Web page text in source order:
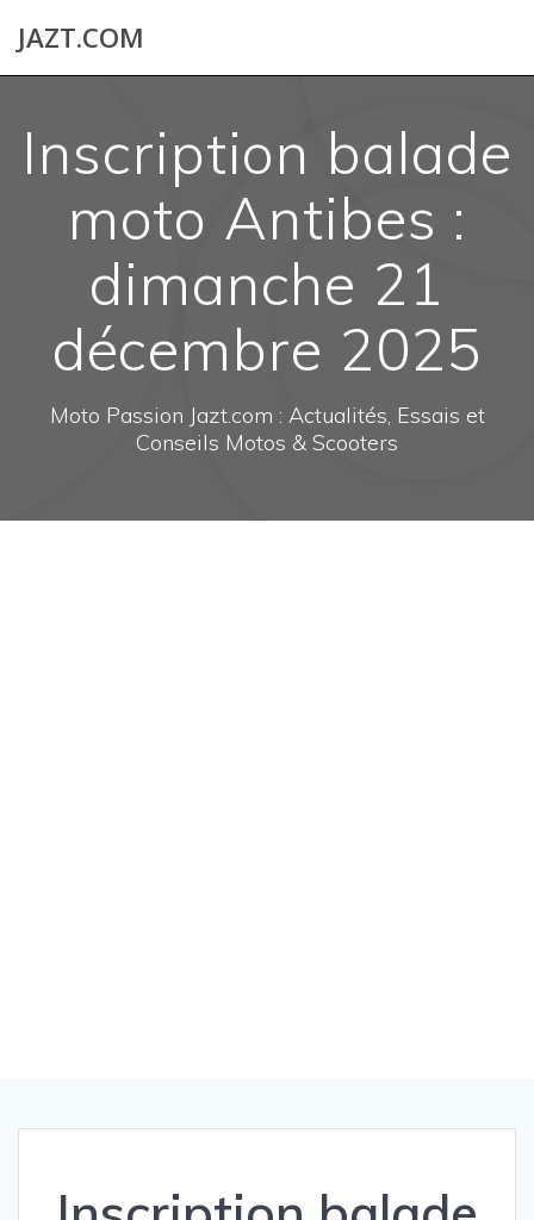
JAZT.COM
Inscription balade
moto Antibes :
dimanche 21
décembre 2025
Moto Passion Jazt.com : Actualités, Essais et
Conseils Motos & Scooters